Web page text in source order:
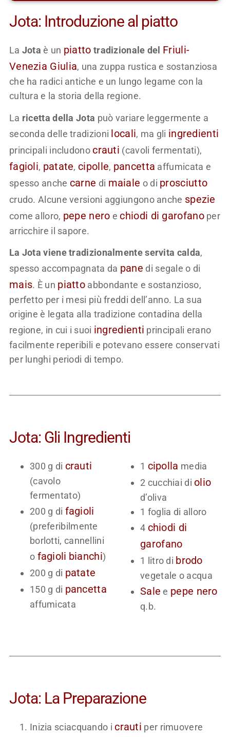
Jota: Introduzione al piatto
La Jota è un piatto tradizionale del Friuli-
Venezia Giulia, una zuppa rustica e sostanziosa
che ha radici antiche e un lungo legame con la
cultura e la storia della regione.
La ricetta della Jota può variare leggermente a
seconda delle tradizioni locali, ma gli ingredienti
principali includono crauti (cavoli fermentati),
fagioli, patate, cipolle, pancetta affumicata e
spesso anche carne di maiale o di prosciutto
crudo. Alcune versioni aggiungono anche spezie
come alloro, pepe nero e chiodi di garofanoper
arricchire il sapore.
La Jota viene tradizionalmente servita calda,
spesso accompagnata da pane di segale o di
mais. È un piatto abbondante e sostanzioso,
perfetto per i mesi più freddi dell’anno. La sua
origine è legata alla tradizione contadina della
regione, in cui i suoi ingredienti principali erano
facilmente reperibili e potevano essere conservati
per lunghi periodi di tempo.
Jota: Gli Ingredienti
300 g di crauti
(cavolo
fermentato)
200 g di fagioli
(preferibilmente
borlotti, cannellini
o fagioli bianchi)
200 g di patate
150 g di pancetta
affumicata
1 cipolla media
2 cucchiai di olio
d’oliva
1 foglia di alloro
4 chiodi di
garofano
1 litro di brodo
vegetale o acqua
Sale e pepe nero
q.b.
Jota: La Preparazione
Inizia sciacquando i crauti per rimuovere